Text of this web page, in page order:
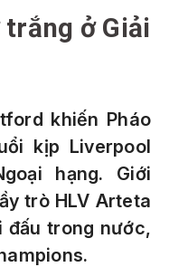
ở Giải
khiến Pháo
kịp Liverpool
hạng. Giới
trò HLV Arteta
đấu trong nước,